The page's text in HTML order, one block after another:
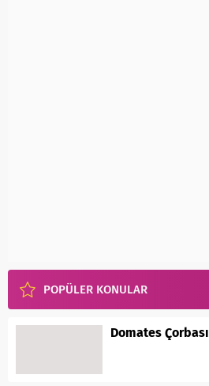
POPÜLER KONULAR
Domates Çorbası